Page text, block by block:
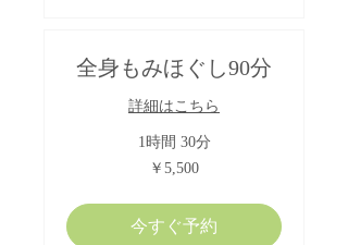
全身もみほぐし90分
詳細はこちら
1時間 30分
￥5,500
今すぐ予約